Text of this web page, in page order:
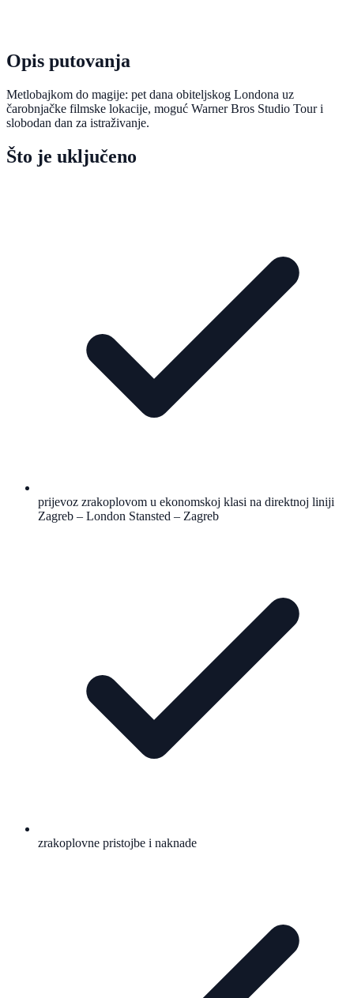
Opis putovanja
Metlobajkom do magije: pet dana obiteljskog Londona uz
čarobnjačke filmske lokacije, moguć Warner Bros Studio Tour i
slobodan dan za istraživanje.
Što je uključeno
prijevoz zrakoplovom u ekonomskoj klasi na direktnoj liniji
Zagreb – London Stansted – Zagreb
zrakoplovne pristojbe i naknade